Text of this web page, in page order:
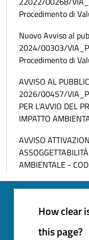
Procedimento di
Nuovo Avviso al
2024/00303/
Procedimento di
AVVISO AL
2026/00457/
PER L’AVVIO DEL
IMPATTO
AVVISO
AMBIENTALE -
How clear
this page?